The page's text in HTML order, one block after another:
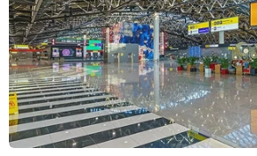
Trong khuôn khổ Ngày Văn hóa các
2022, ngày 17/4, tại Làng Văn hóa,
Việt Nam (Hà Nội), đồng bào
Chôl Chnăm Thmây.